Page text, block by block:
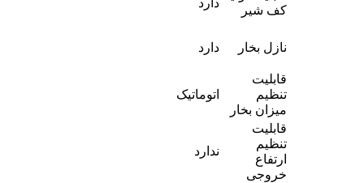
کف شیر
دارد
نازل بخار دارد
قابلیت
تنظیم
میزان بخار
اتوماتیک
قابلیت
تنظیم
ارتفاع
خروجی
ندارد